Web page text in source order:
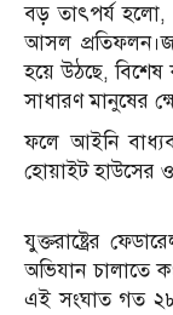
বড় তাৎপর্য হলো,
আসল
হয়ে উঠছে, বিশেষ
সাধারণ মানুষের
ফলে আইনি
হোয়াইট হাউসের
যুক্তরাষ্ট্রের
অভিযান চালাতে
এই সংঘাত গত ২৮